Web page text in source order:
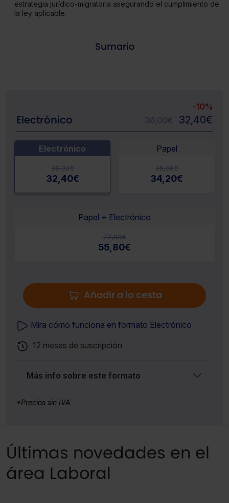
estrategia jurídico-migratoria asegurando el cumplimiento de
la ley aplicable.
Sumario
Electrónico
-10%
36,00€ 32,40€
Electrónico
36,00€
32,40€
Papel
36,00€
34,20€
Papel + Electrónico
72,00€
55,80€
Añadir a la cesta
Mira cómo funciona en formato Electrónico
12 meses de suscripción
Más info sobre este formato
*Precios sin IVA
Últimas novedades en el
área Laboral